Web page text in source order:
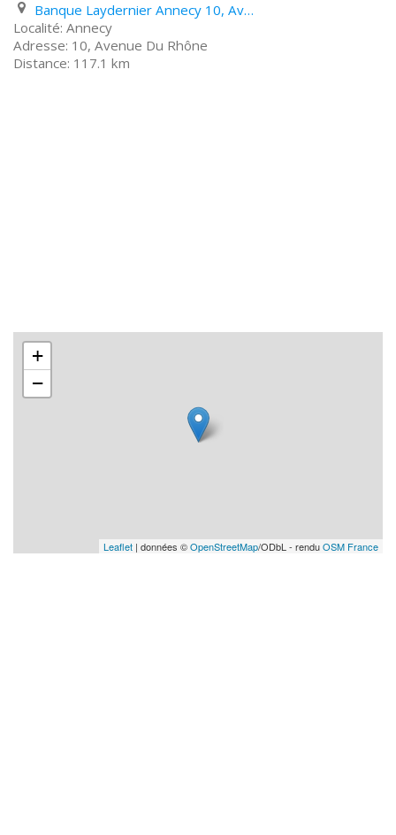
Banque Laydernier Annecy 10, Avenue Du Rhône
Annecy
10, Avenue Du Rhône
117.1 km
+
−
Leaflet | données ©OpenStreetMap/ODbL - renduOSM France